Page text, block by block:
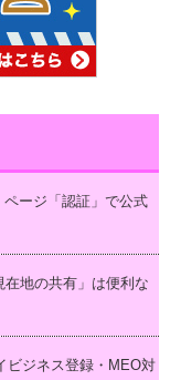
ページ「認証」で公式
在地の共有」は便利な
ビジネス登録・MEO対